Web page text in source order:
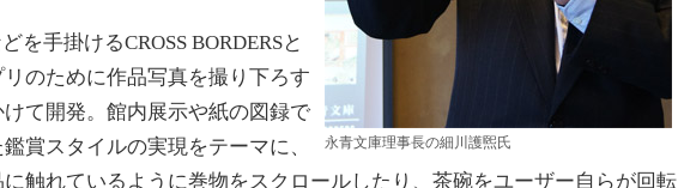
永青文庫理事長の細川護煕氏
を手掛けるCROSS BORDERSと
のために作品写真を撮り下ろす
て開発。館内展示や紙の図録で
賞スタイルの実現をテーマに、
触れているように巻物をスクロールしたり、茶碗をユーザー自らが回転